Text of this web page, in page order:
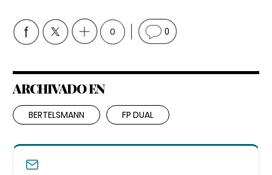
0 0
ARCHIVADO EN
BERTELSMANN FP DUAL